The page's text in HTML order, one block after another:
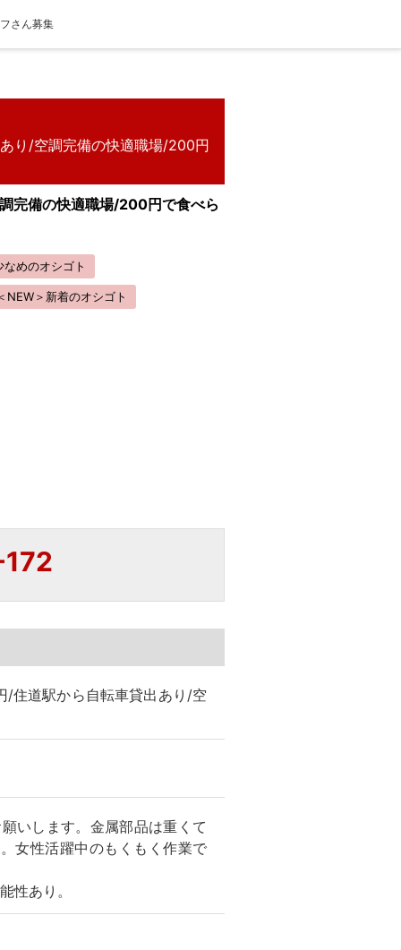
さん募集
り/空調完備の快適職場/200円
完備の快適職場/200円で食べら
めのオシゴト
NEW＞新着のオシゴト
/住道駅から自転車貸出あり/空
いします。金属部品は重くて
女性活躍中のもくもく作業で
性あり。